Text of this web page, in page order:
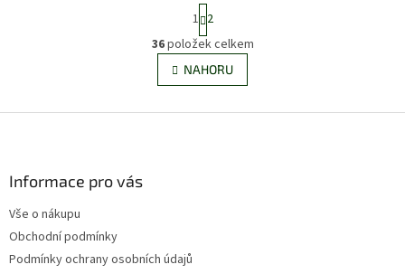
O
v
l
S
t
r
á
n
k
v
1 2
36položek celkem
NAHORU
Informace pro vás
Vše o nákupu
Obchodní podmínky
Podmínky ochrany osobních údajů